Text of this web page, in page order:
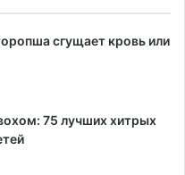
сгущает кровь или
75 лучших хитрых